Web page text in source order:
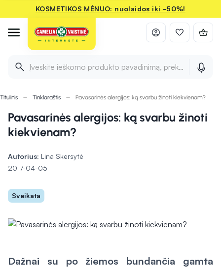
KOSMETIKOS MĖNUO: nuolaidos iki -50%!
Įveskite ieškomo produkto pavadinimą, prekės ženklą ir
Titulinis Tinklaraštis Pavasarinės alergijos: ką svarbu žinoti kiekvienam?
Pavasarinės alergijos: ką svarbu žinoti
kiekvienam?
Autorius: Lina Skersytė
2017-04-05
Sveikata
Dažnai su po žiemos bundančia gamta